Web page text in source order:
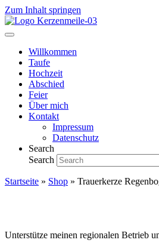
Zum Inhalt springen
Willkommen
Taufe
Hochzeit
Abschied
Feier
Über mich
Kontakt
Impressum
Datenschutz
Search
Search
Startseite » Shop » Trauerkerze
Unterstütze meinen regionalen Betrieb